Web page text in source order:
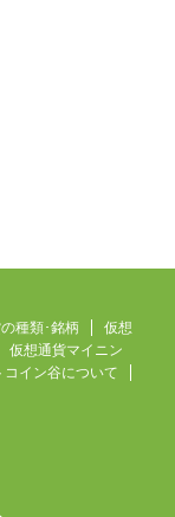
種類･銘柄
仮想
仮想通貨マイニン
コイン谷について